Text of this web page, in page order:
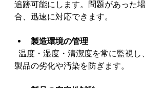
追跡可能にします。問題があった場
合、迅速に対応できます。
製造環境の管理
製品の劣化や汚染を防ぎます。